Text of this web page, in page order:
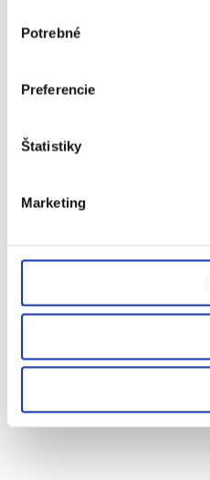
súhlasu
Potrebné
Preferencie
Štatistiky
Marketing
Hliníkové okná